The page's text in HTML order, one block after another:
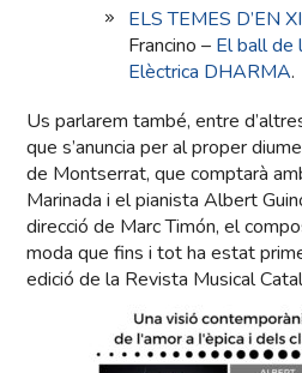
ELS TEMES D’EN
Francino – El ball de
Elèctrica DHARMA.
Us parlarem també, entre
que s’anuncia per al proper
de Montserrat, que comptarà
Marinada i el pianista Albert
direcció de Marc Timón, el
moda que fins i tot ha estat
edició de la Revista Musical